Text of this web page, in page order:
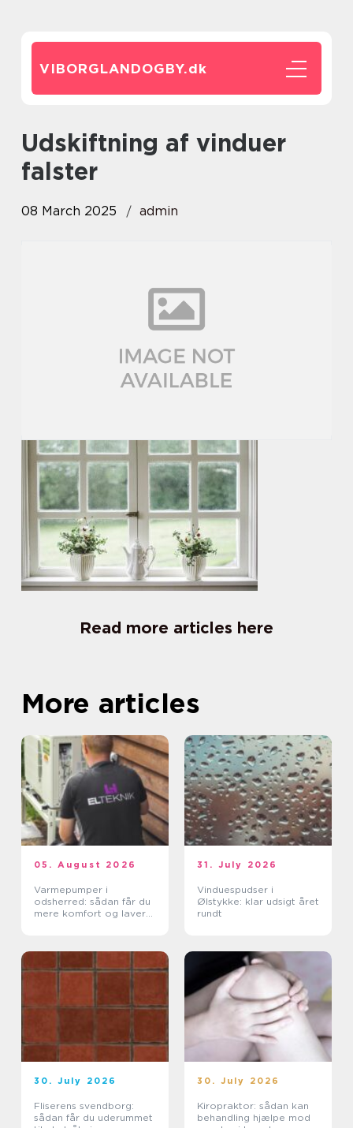
VIBORGLANDOGBY.dk
udskiftning af vinduer
falster
08 March 2025 admin
Read more articles here
More articles
05. August 2026
Varmepumper i
odsherred: sådan får du
mere komfort og lavere
31. July 2026
Vinduespudser i
Ølstykke: klar udsigt året
rundt
30. July 2026
Fliserens svendborg:
sådan får du uderummet
30. July 2026
Kiropraktor: sådan kan
behandling hjælpe mod